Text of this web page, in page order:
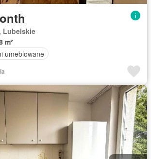
Lubelskie
m²
umeblowane